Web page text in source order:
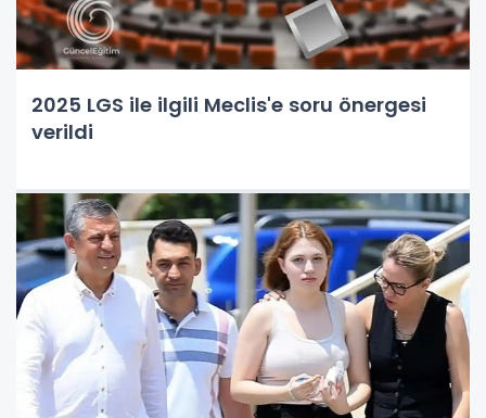
2025 LGS ile ilgili Meclis'e soru önergesi
verildi